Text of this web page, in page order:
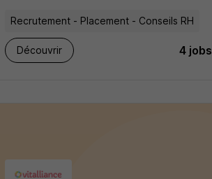
Recrutement - Placement - Conseils RH
Découvrir 4 jobs